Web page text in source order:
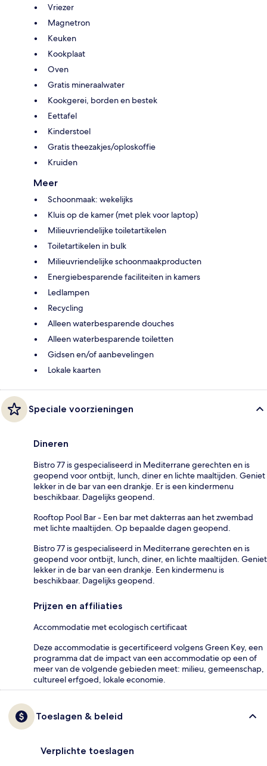
Vriezer
Magnetron
Keuken
Kookplaat
Oven
Gratis mineraalwater
Kookgerei, borden en bestek
Eettafel
Kinderstoel
Gratis theezakjes/oploskoffie
Kruiden
Meer
Schoonmaak: wekelijks
Kluis op de kamer (met plek voor laptop)
Milieuvriendelijke toiletartikelen
Toiletartikelen in bulk
Milieuvriendelijke schoonmaakproducten
Energiebesparende faciliteiten in kamers
Ledlampen
Recycling
Alleen waterbesparende douches
Alleen waterbesparende toiletten
Gidsen en/of aanbevelingen
Lokale kaarten
Speciale voorzieningen
Dineren
Bistro 77 is gespecialiseerd in Mediterrane gerechten en is
geopend voor ontbijt, lunch, diner en lichte maaltijden. Geniet
lekker in de bar van een drankje. Er is een kindermenu
beschikbaar. Dagelijks geopend.
Rooftop Pool Bar - Een bar met dakterras aan het zwembad
met lichte maaltijden. Op bepaalde dagen geopend.
Bistro 77 is gespecialiseerd in Mediterrane gerechten en is
geopend voor ontbijt, lunch, diner, en lichte maaltijden. Geniet
lekker in de bar van een drankje. Een kindermenu is
beschikbaar. Dagelijks geopend.
Prijzen en affiliaties
Accommodatie met ecologisch certificaat
Deze accommodatie is gecertificeerd volgens Green Key, een
programma dat de impact van een accommodatie op een of
meer van de volgende gebieden meet: milieu, gemeenschap,
cultureel erfgoed, lokale economie.
Toeslagen & beleid
Verplichte toeslagen